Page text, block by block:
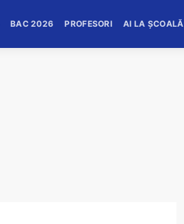
BAC 2026 PROFESORI AI LA ȘCOALĂ